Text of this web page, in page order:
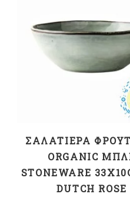
ΠΡΟΣΘΉΚΗ ΣΤΟ
ΚΑΛΆΘΙ
ΣΑΛΑΤΙΈΡΑ
ORGANIC
STONEWARE
DUTCH ROSE